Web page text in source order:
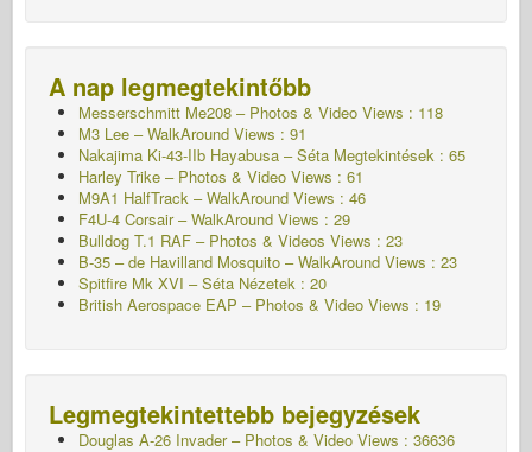
A nap legmegtekintőbb
Messerschmitt Me208 – Photos & Video Views : 118
M3 Lee – WalkAround Views : 91
Nakajima Ki-43-IIb Hayabusa – Séta Megtekintések : 65
Harley Trike – Photos & Video Views : 61
M9A1 HalfTrack – WalkAround Views : 46
F4U-4 Corsair – WalkAround Views : 29
Bulldog T.1 RAF – Photos & Videos Views : 23
B-35 – de Havilland Mosquito – WalkAround Views : 23
Spitfire Mk XVI – Séta Nézetek : 20
British Aerospace EAP – Photos & Video Views : 19
Legmegtekintettebb bejegyzések
Douglas A-26 Invader – Photos & Video Views : 36636